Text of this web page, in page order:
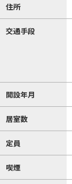
住所
交通手段
開設年月
居室数
定員
喫煙